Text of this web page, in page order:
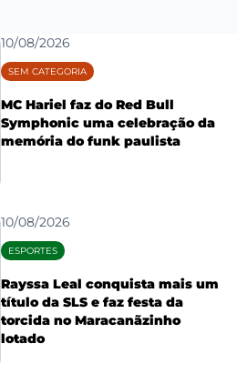
10/08/2026
SEM CATEGORIA
MC Hariel faz do Red Bull
Symphonic uma celebração da
memória do funk paulista
10/08/2026
ESPORTES
Rayssa Leal conquista mais um
título da SLS e faz festa da
torcida no Maracanãzinho
lotado